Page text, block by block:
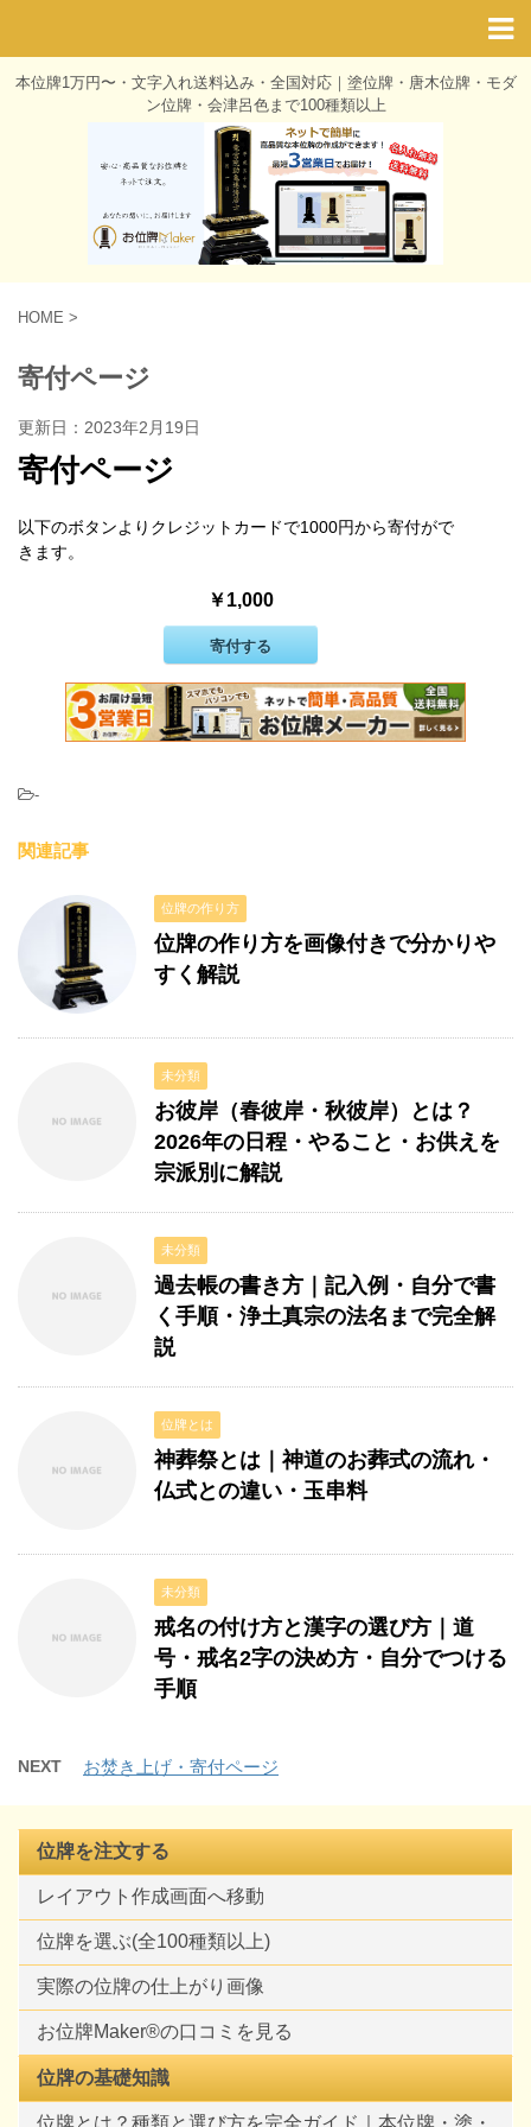
本位牌1万円〜・文字入れ送料込み・全国対応｜塗位牌・唐木位牌・モダ
ン位牌・会津呂色まで100種類以上
HOME >
寄付ページ
更新日： 2023年2月19日
寄付ページ
以下のボタンよりクレジットカードで1000円から寄付がで
きます。
￥1,000
寄付する
-
関連記事
位牌の作り方
位牌の作り方を画像付きで分かりや
すく解説
未分類
お彼岸（春彼岸・秋彼岸）とは？
2026年の日程・やること・お供えを
宗派別に解説
未分類
過去帳の書き方｜記入例・自分で書
く手順・浄土真宗の法名まで完全解
説
位牌とは
神葬祭とは｜神道のお葬式の流れ・
仏式との違い・玉串料
未分類
戒名の付け方と漢字の選び方｜道
号・戒名2字の決め方・自分でつける
手順
NEXT お焚き上げ・寄付ページ
位牌を注文する
レイアウト作成画面へ移動
位牌を選ぶ(全100種類以上)
実際の位牌の仕上がり画像
お位牌Maker®の口コミを見る
位牌の基礎知識
位牌とは？種類と選び方を完全ガイド｜本位牌・塗・